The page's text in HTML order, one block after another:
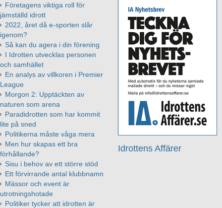
Idrottens Affärer
Företagens viktiga roll för
jämställd idrott
2022, året då e-sporten slår
igenom?
Så kan du agera i din förening
I Idrotten utvecklas personen
och samhället
En analys av villkoren i Premier
League
Morgon 2: Upptäckten av
naturen som arena
Paradidrotten som har kommit
lite på sned
Politikerna måste våga mera
Men hur skapas ett bra
förhållande?
Sisu i behov av ett större stöd
Ett förvirrande antal klubbnamn
Mässor och event är
utrotningshotade
Politiker tycker att idrotten är